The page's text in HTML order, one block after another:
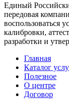
Единый
передовая
воспользоваться
калибровки,
разработки и
Главная
Каталог
Полезное
О центре
Договор